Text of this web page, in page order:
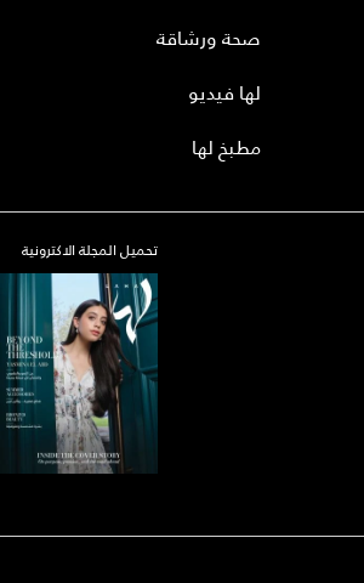
صحة ورشاقة
لها فيديو
مطبخ لها
تحميل المجلة الاكترونية